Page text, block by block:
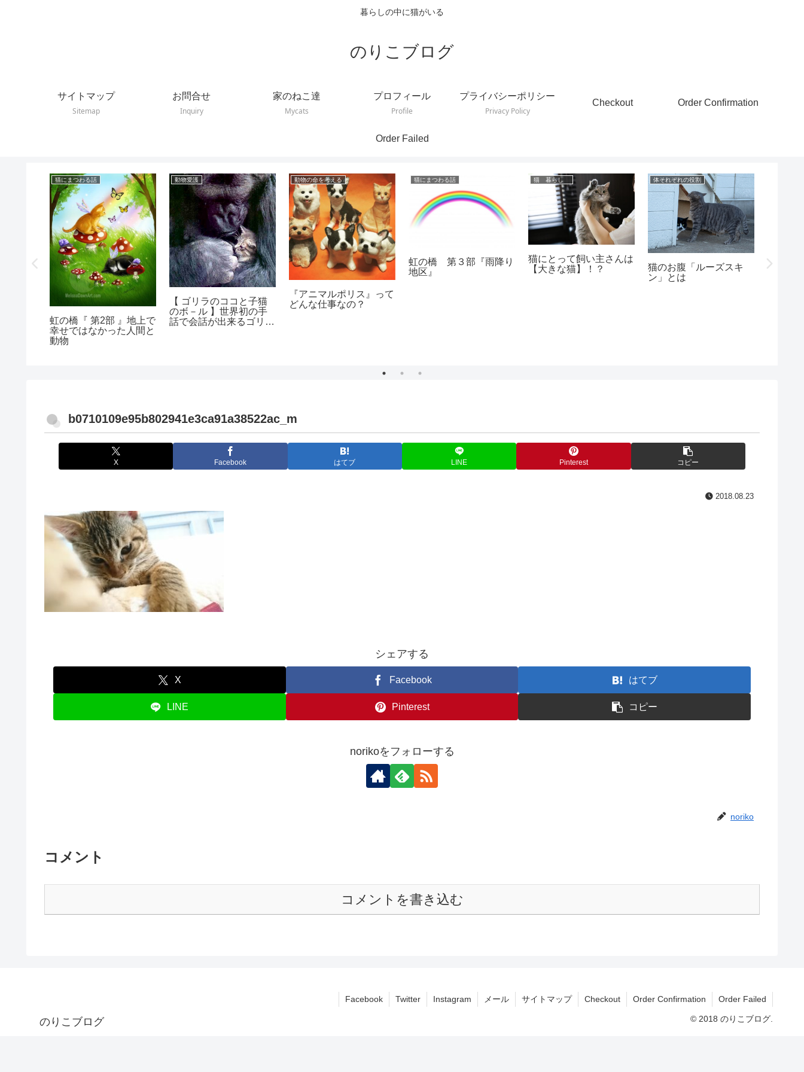
暮らしの中に猫がいる
のりこブログ
サイトマップ
Sitemap
お問合せ
Inquiry
家のねこ達
Mycats
プロフィール
Profile
プライバシーポリシー
Privacy Policy
Checkout Order Confirmation
Order Failed
猫にまつわる話
虹の橋『 第2部 』地上で
幸せではなかった人間と
動物
動物愛護
【 ゴリラのココと子猫
のボ－ル 】世界初の手
話で会話が出来るゴリラ
動物の命を考える
『アニマルポリス』って
どんな仕事なの？
猫にまつわる話
虹の橋 第３部『雨降り
地区』
猫 暮らし
猫にとって飼い主さんは
【大きな猫】！？
体それぞれの役割
猫のお腹「ルーズスキ
ン」とは
家のね
歳？【
b0710109e95b802941e3ca91a38522ac_m
X Facebook はてブ LINE Pinterest コピー
2018.08.23
シェアする
X Facebook はてブ
LINE Pinterest コピー
norikoをフォローする
noriko
コメント
コメントを書き込む
のりこブログ
Facebook Twitter Instagram メール サイトマップ Checkout Order Confirmation Order Failed
© 2018 のりこブログ.